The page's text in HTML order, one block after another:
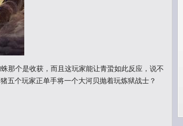
那个是收获，而且这玩家能让青蛩如此反应，说不
五个玩家正单手将一个大河贝抛着玩炼狱战士？